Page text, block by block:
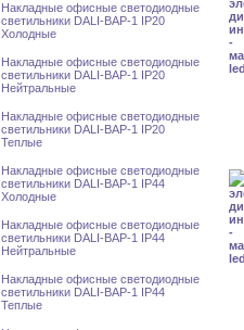
Накладные офисные светодиодные
светильники DALI-BAP-1 IP20
Холодные
Накладные офисные светодиодные
светильники DALI-BAP-1 IP20
Нейтральные
Накладные офисные светодиодные
светильники DALI-BAP-1 IP20
Теплые
Накладные офисные светодиодные
светильники DALI-BAP-1 IP44
Холодные
Накладные офисные светодиодные
светильники DALI-BAP-1 IP44
Нейтральные
Накладные офисные светодиодные
светильники DALI-BAP-1 IP44
Теплые